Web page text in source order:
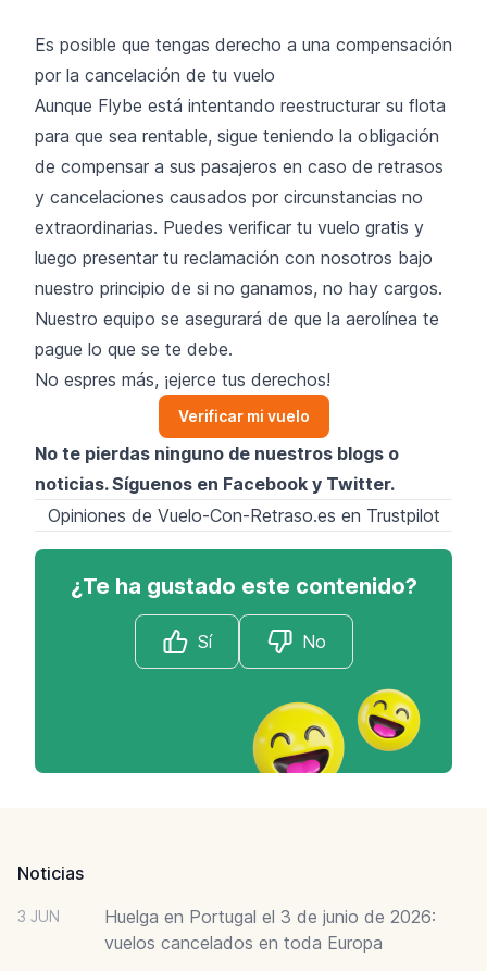
Es posible que tengas derecho a una compensación
por la cancelación de tu vuelo
Aunque Flybe está intentando reestructurar su flota
para que sea rentable, sigue teniendo la obligación
de compensar a sus pasajeros en caso de retrasos
y cancelaciones causados por circunstancias no
extraordinarias. Puedes verificar tu vuelo gratis y
luego presentar tu reclamación con nosotros bajo
nuestro principio de si no ganamos, no hay cargos.
Nuestro equipo se asegurará de que la aerolínea te
pague lo que se te debe.
No espres más, ¡ejerce tus derechos!
Verificar mi vuelo
No te pierdas ninguno de nuestros blogs o
noticias. Síguenos en Facebook y Twitter.
Opiniones de Vuelo-Con-Retraso.es en Trustpilot
¿Te ha gustado este contenido?
Sí No
Noticias
3 JUN
Huelga en Portugal el 3 de junio de 2026:
vuelos cancelados en toda Europa